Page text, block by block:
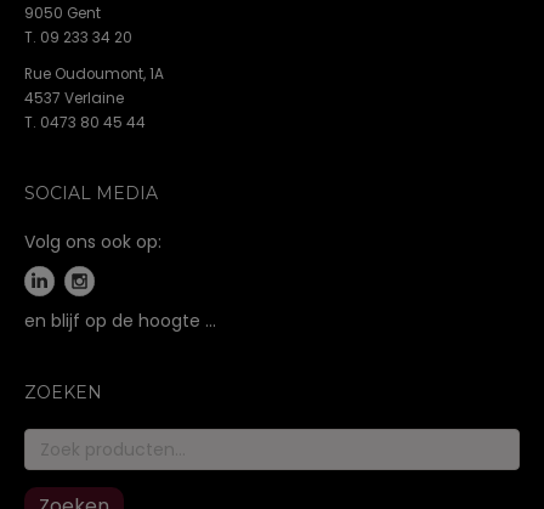
9050 Gent
T. 09 233 34 20
Rue Oudoumont, 1A
4537 Verlaine
T. 0473 80 45 44
SOCIAL MEDIA
Volg ons ook op:
en blijf op de hoogte …
ZOEKEN
Zoeken
naar: